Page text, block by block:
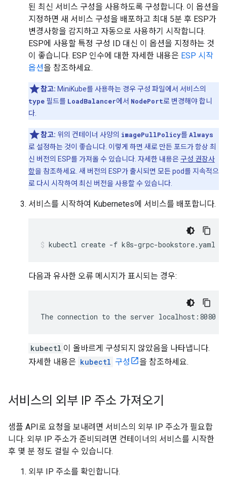
된 최신 서비스 구성을 사용하도록 구성합니다. 이 옵션을
지정하면 새 서비스 구성을 배포하고 최대 5분 후 ESP가
변경사항을 감지하고 자동으로 사용하기 시작합니다.
ESP에 사용할 특정 구성 ID 대신 이 옵션을 지정하는 것
이 좋습니다. ESP 인수에 대한 자세한 내용은 ESP 시작
옵션을 참조하세요.
참고: MiniKube를 사용하는 경우 구성 파일에서 서비스의
type 필드를 LoadBalancer에서 NodePort로 변경해야 합니
다.
참고: 위의 컨테이너 사양의 imagePullPolicy를 Always
로 설정하는 것이 좋습니다. 이렇게 하면 새로 만든 포드가 항상 최
신 버전의 ESP를 가져올 수 있습니다. 자세한 내용은구성 권장사
항을 참조하세요. 새 버전의 ESP가 출시되면 모든 pod를 지속적으
로 다시 시작하여 최신 버전을 사용할 수 있습니다.
서비스를 시작하여 Kubernetes에 서비스를 배포합니다.
kubectl create -f k8s-grpc-bookstore.yaml
다음과 유사한 오류 메시지가 표시되는 경우:
The connection to the server
kubectl 이 올바르게 구성되지 않았음을 나타냅니다.
자세한 내용은 kubectl 구성 을 참조하세요.
서비스의 외부 IP 주소 가져오기
샘플 API로 요청을 보내려면 서비스의 외부 IP 주소가 필요합
니다. 외부 IP 주소가 준비되려면 컨테이너의 서비스를 시작한
후 몇 분 정도 걸릴 수 있습니다.
외부 IP 주소를 확인합니다.